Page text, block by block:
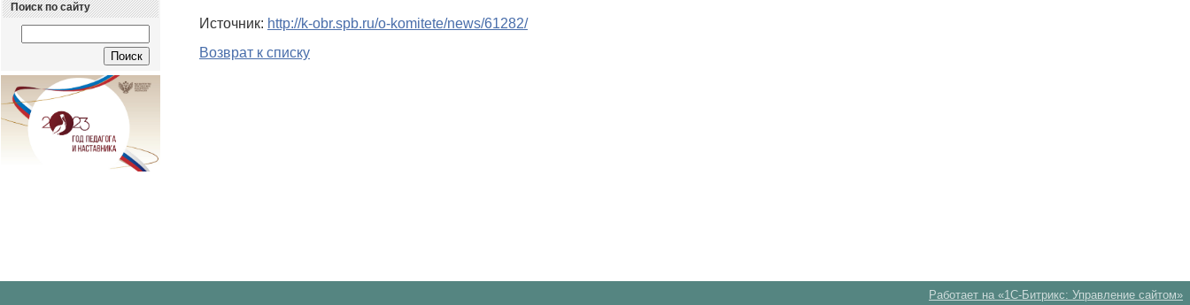
Поиск по сайту
Источник: http://k-obr.spb.ru/o-komitete/news/61282/
Возврат к списку
Работает на «1С-Битрикс: Управление сайтом»